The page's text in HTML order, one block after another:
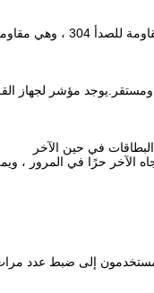
المظهر العام لبوابة
مؤشر لجهاز
الآخر حرًا في المرور